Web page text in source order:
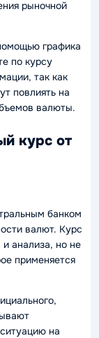
рыночной
графика
по курсу
так как
повлиять на
валюты.
курс от
банком
валют. Курс
и анализа, но не
применяется
на